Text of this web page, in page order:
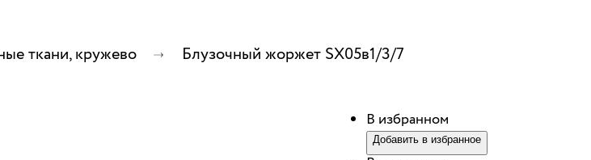
ткани, кружево Блузочный жоржет SХ05в1/3/7
В избранном
Добавить в избранное